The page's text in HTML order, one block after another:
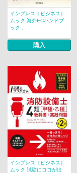
インプレス［ビジネス］
ムック 海外ECハンドブ
ック...
購入
インプレス［ビジネス］
ムック 試験にココが出